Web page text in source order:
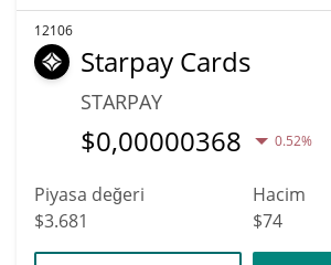
12106
Starpay Cards
STARPAY
$0,00000368 0.52%
Piyasa değeri
$3.681
Hacim
$74